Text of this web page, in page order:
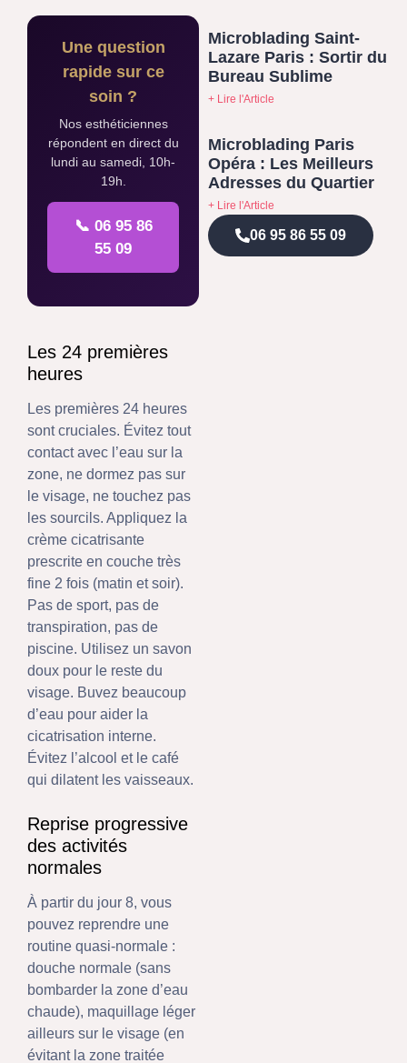
Une question
rapide sur ce
soin ?
Nos esthéticiennes
répondent en direct du
lundi au samedi, 10h-
19h.
📞 06 95 86
55 09
Les 24 premières
heures
Les premières 24 heures
sont cruciales. Évitez tout
contact avec l’eau sur la
zone, ne dormez pas sur
le visage, ne touchez pas
les sourcils. Appliquez la
crème cicatrisante
prescrite en couche très
fine 2 fois (matin et soir).
Pas de sport, pas de
transpiration, pas de
piscine. Utilisez un savon
doux pour le reste du
visage. Buvez beaucoup
d’eau pour aider la
cicatrisation interne.
Évitez l’alcool et le café
qui dilatent les vaisseaux.
Reprise progressive
des activités
normales
À partir du jour 8, vous
pouvez reprendre une
routine quasi-normale :
douche normale (sans
bombarder la zone d’eau
chaude), maquillage léger
ailleurs sur le visage (en
évitant la zone traitée
Microblading Saint-
Lazare Paris : Sortir du
Bureau Sublime
+ Lire l'Article
Microblading Paris
Opéra : Les Meilleurs
Adresses du Quartier
+ Lire l'Article
06 95 86 55 09